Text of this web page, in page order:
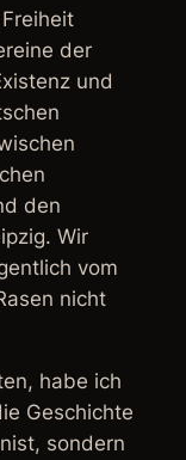
der
und
den
Wir
vom
nicht
habe ich
Geschichte
sondern